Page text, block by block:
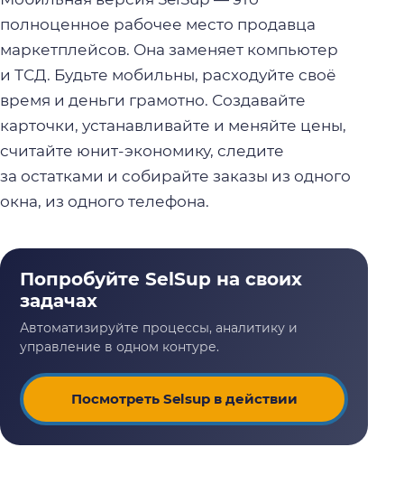
полноценное рабочее место продавца
маркетплейсов. Она заменяет компьютер
и ТСД. Будьте мобильны, расходуйте своё
время и деньги грамотно. Создавайте
карточки, устанавливайте и меняйте цены,
считайте юнит-экономику, следите
за остатками и собирайте заказы из одного
окна, из одного телефона.
Посмотреть Selsup в действии